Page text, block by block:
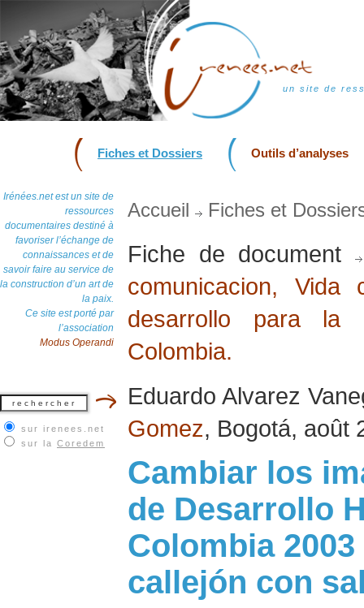
un site de
Fiches et Dossiers Outils d’analyses
Irénées.net est un site de
ressources
documentaires destiné à
favoriser l’échange de
connaissances et de
savoir faire au service de
la construction d’un art de
la paix.
Ce site est porté par
l’association
Modus Operandi
sur irenees.net
sur la Coredem
Accueil Fiches et
Fiche de document
comunicacion, Vida
desarrollo para la
Colombia.
Eduardo Alvarez
Gomez, Bogotá, août
Cambiar los
de Desarrollo
Colombia
callejón con